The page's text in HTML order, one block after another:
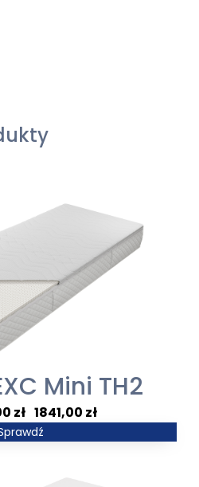
Mini TH2
zł 1841,00 zł